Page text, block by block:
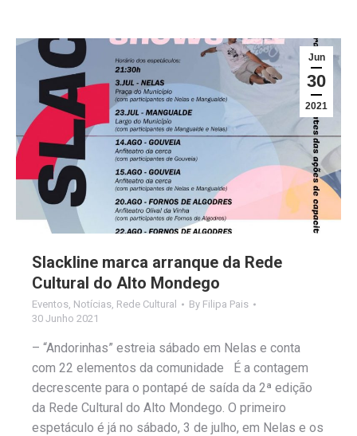
Jun
30
2021
Slackline marca arranque da Rede
Cultural do Alto Mondego
Eventos Notícias Rede Cultural By Filipa Pais
30 Junho 2021
– “Andorinhas” estreia sábado em Nelas e conta
com 22 elementos da comunidade É a contagem
decrescente para o pontapé de saída da 2ª edição
da Rede Cultural do Alto Mondego. O primeiro
espetáculo é já no sábado, 3 de julho, em Nelas e os